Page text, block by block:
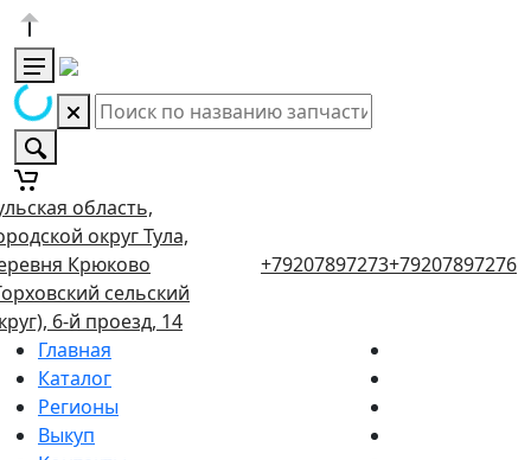
область,
округ Тула,
Крюково
сельский
6-й проезд, 14
+79207897273+79207897276
Главная
Каталог
Регионы
Выкуп